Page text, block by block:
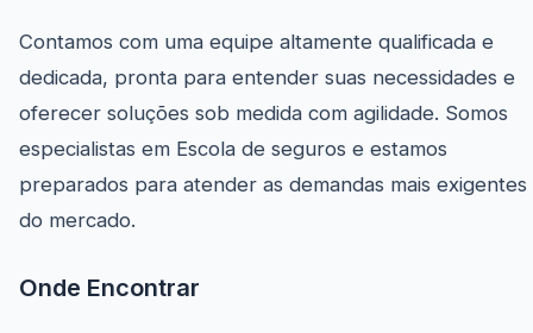
Contamos com uma equipe altamente qualificada e
dedicada, pronta para entender suas necessidades e
oferecer soluções sob medida com agilidade. Somos
especialistas em Escola de seguros e estamos
preparados para atender as demandas mais exigentes
do mercado.
Onde Encontrar